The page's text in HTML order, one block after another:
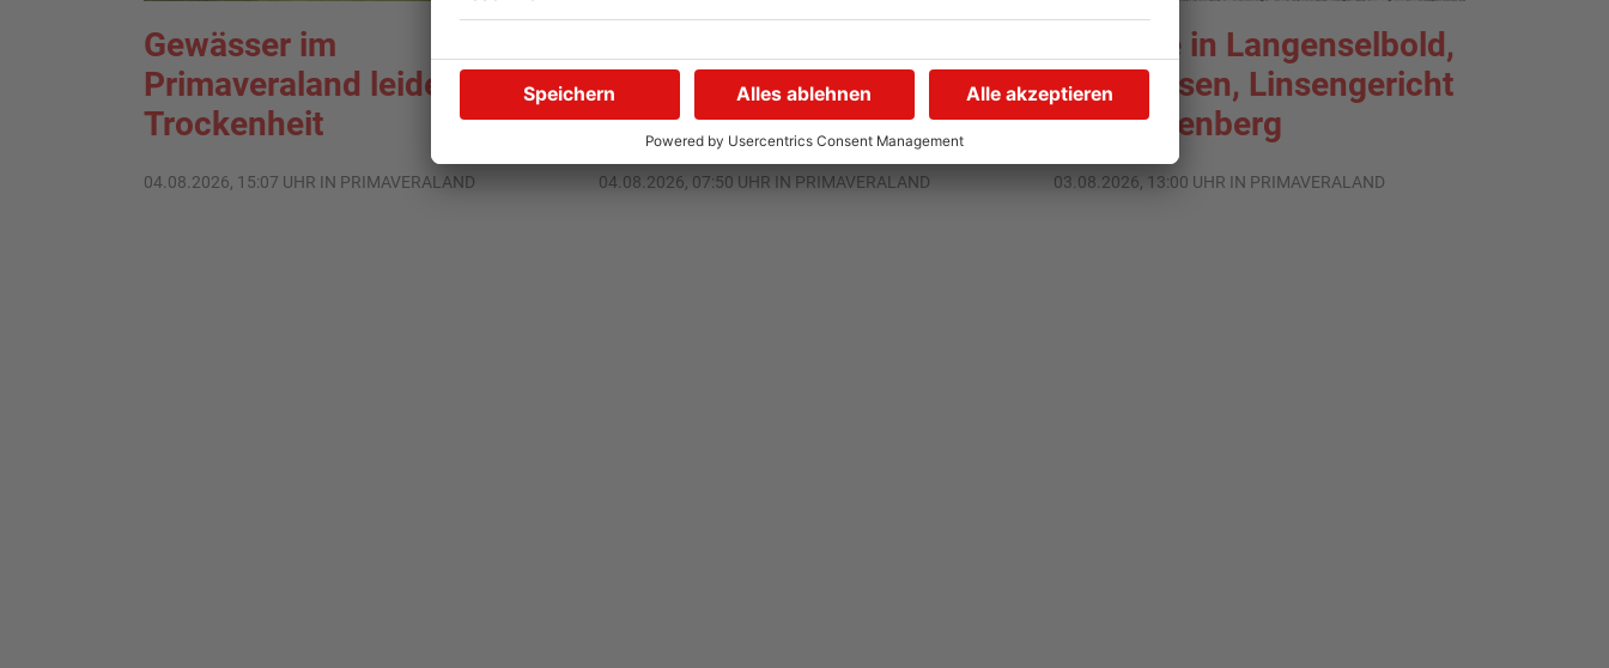
Gewässer im
Primaveraland leiden unter
Trockenheit
04.08.2026, 15:07 UHR IN PRIMAVERALAND
melden mehr Patienten
durch Hitze
04.08.2026, 07:50 UHR IN PRIMAVERALAND
Schüsse in Langenselbold,
Gelnhausen, Linsengericht
und Miltenberg
03.08.2026, 13:00 UHR IN PRIMAVERALAND